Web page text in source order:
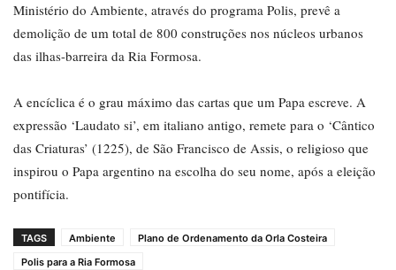
Ministério do Ambiente, através do programa Polis, prevê a
demolição de um total de 800 construções nos núcleos urbanos
das ilhas-barreira da Ria Formosa.
A encíclica é o grau máximo das cartas que um Papa escreve. A
expressão ‘Laudato si’, em italiano antigo, remete para o ‘Cântico
das Criaturas’ (1225), de São Francisco de Assis, o religioso que
inspirou o Papa argentino na escolha do seu nome, após a eleição
pontifícia.
TAGS Ambiente
Plano de Ordenamento da Orla Costeira
Polis para a Ria Formosa